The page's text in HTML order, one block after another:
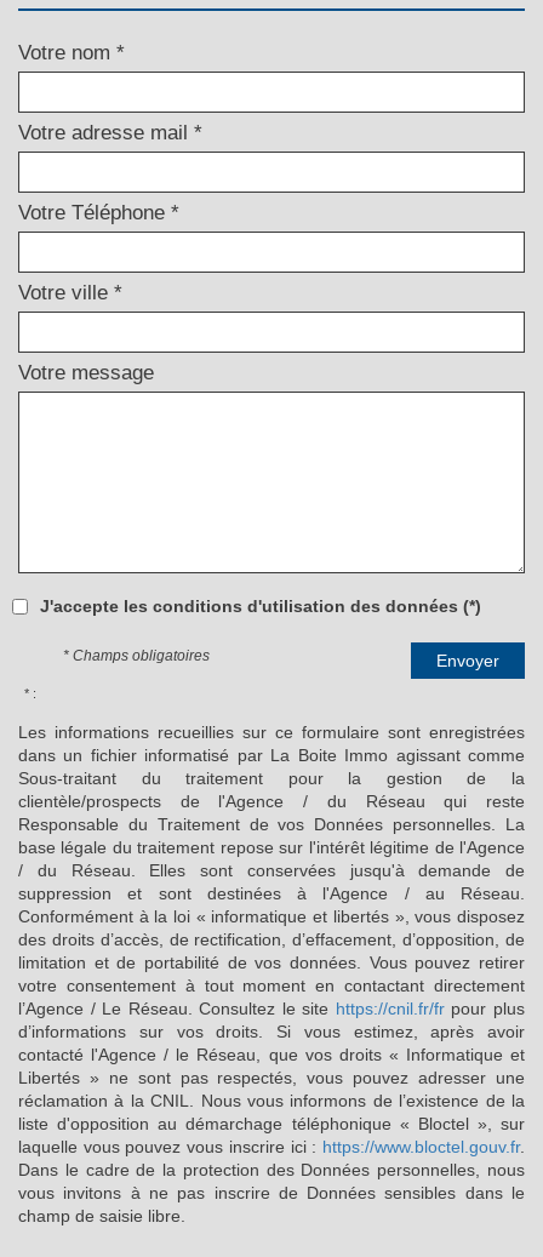
Votre nom *
Votre adresse mail *
Votre Téléphone *
Votre ville *
Votre message
J'accepte les conditions d'utilisation des données (*)
Envoyer
* Champs obligatoires
* :
Les informations recueillies sur ce formulaire sont enregistrées
dans un fichier informatisé par La Boite Immo agissant comme
Sous-traitant du traitement pour la gestion de la
clientèle/prospects de l'Agence / du Réseau qui reste
Responsable du Traitement de vos Données personnelles. La
base légale du traitement repose sur l'intérêt légitime de l'Agence
/ du Réseau. Elles sont conservées jusqu'à demande de
suppression et sont destinées à l'Agence / au Réseau.
Conformément à la loi « informatique et libertés », vous disposez
des droits d’accès, de rectification, d’effacement, d’opposition, de
limitation et de portabilité de vos données. Vous pouvez retirer
votre consentement à tout moment en contactant directement
l’Agence / Le Réseau. Consultez le site https://cnil.fr/frpour plus
d’informations sur vos droits. Si vous estimez, après avoir
contacté l'Agence / le Réseau, que vos droits « Informatique et
Libertés » ne sont pas respectés, vous pouvez adresser une
réclamation à la CNIL. Nous vous informons de l’existence de la
liste d'opposition au démarchage téléphonique « Bloctel », sur
laquelle vous pouvez vous inscrire ici : https://www.bloctel.gouv.fr.
Dans le cadre de la protection des Données personnelles, nous
vous invitons à ne pas inscrire de Données sensibles dans le
champ de saisie libre.